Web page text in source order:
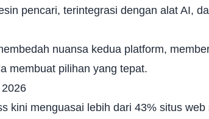
pencari, terintegrasi dengan alat AI,
nuansa kedua platform,
membuat pilihan yang tepat.
kini menguasai lebih dari 43% situs